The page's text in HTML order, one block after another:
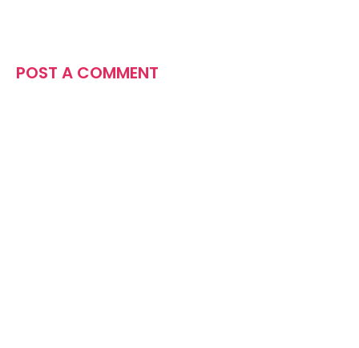
POST A COMMENT